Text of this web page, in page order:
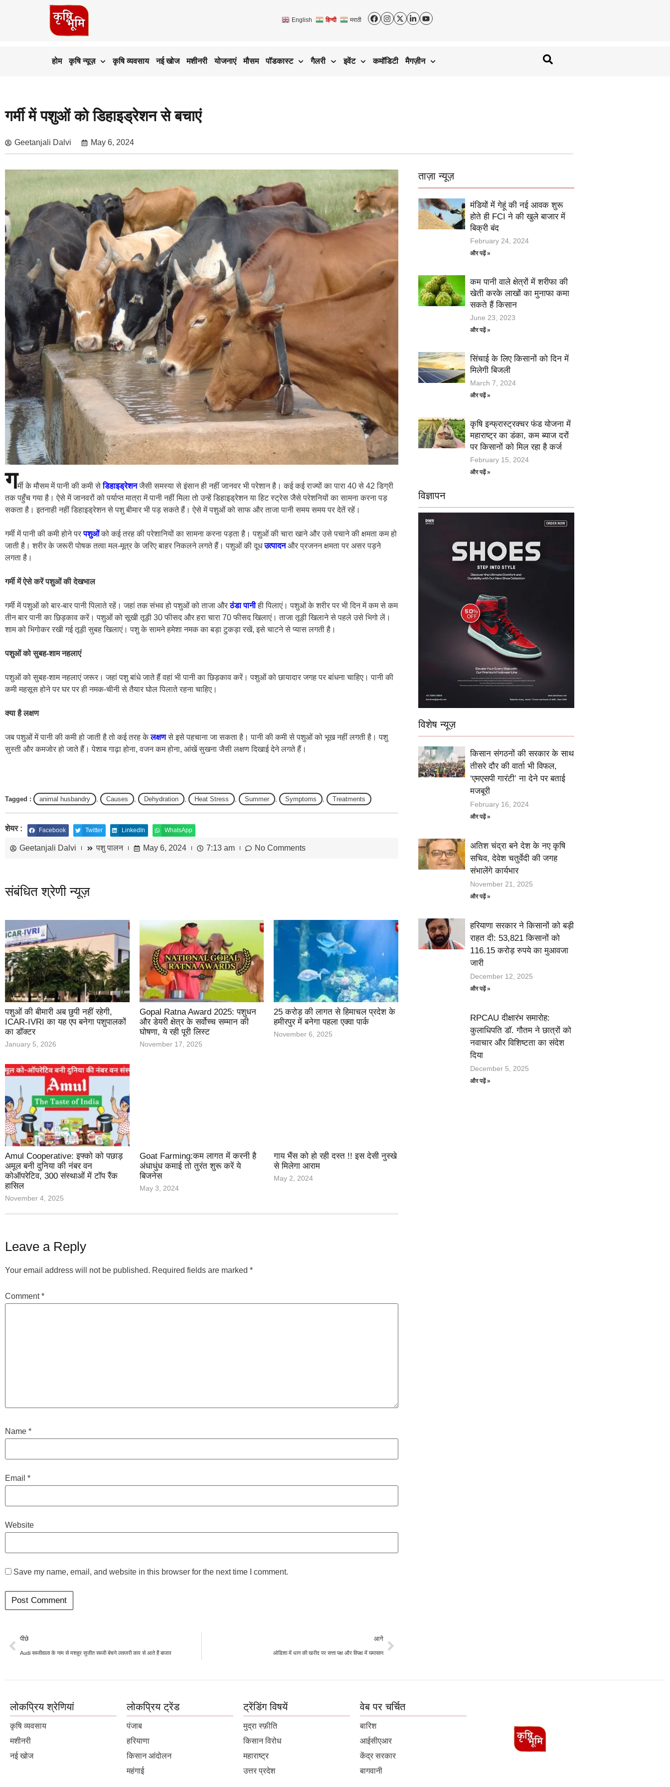
English हिन्दी मराठी
होम कृषि न्यूज़ कृषि व्यवसाय नई खोज मशीनरी योजनाएं मौसम पॉडकास्ट गैलरी इवेंट कमॉडिटी मैगज़ीन
गर्मी में पशुओं को डिहाइड्रेशन से बचाएं
Geetanjali Dalvi May 6, 2024
गर्मी के मौसम में पानी की कमी सेडिहाइड्रेशनजैसी समस्या से इंसान ही नहीं जानवर भी परेशान है। कई कई राज्यों का पारा 40 से 42 डिग्री
तक पहुँच गया है। ऐसे में जानवरों को पर्याप्त मात्रा में पानी नहीं मिला तो उन्हें डिहाइड्रेशन या हिट स्ट्रेस जैसे परेशनियों का सामना करना पड़
सकता है। इतनाही नहीं डिहाइड्रेशन से पशु बीमार भी पड़ सकते हैं। ऐसे में पशुओं को साफ और ताजा पानी समय समय पर देतें रहें।
गर्मी में पानी की कमी होने परपशुओंको कई तरह की परेशानियों का सामना करना पड़ता है। पशुओं की चारा खाने और उसे पचाने की क्षमता कम हो
जाती है। शरीर के जरूरी पोषक तत्वा मल-मूत्र के जरिए बाहर निकलने लगते हैं। पशुओं की दूधउत्पादनऔर प्रजनन क्षमता पर असर पड़ने
लगता है।
गर्मी में ऐसे करें पशुओं की देखभाल
गर्मी में पशुओं को बार-बार पानी पिलाते रहें। जहां तक संभव हो पशुओं को ताजा औरठंडा पानीही पिलाएं। पशुओं के शरीर पर भी दिन में कम से कम
तीन बार पानी का छिड़काव करें। पशुओं को सूखी तूड़ी 30 फीसद और हरा चारा 70 फीसद खिलाएं। ताजा तूड़ी खिलाने से पहले उसे भिगो लें।
शाम को भिगोकर रखी गई तूड़ी सुबह खिलाएं। पशु के सामने हमेशा नमक का बड़ा टुकड़ा रखें, इसे चाटने से प्यास लगती है।
पशुओं को सुबह-शाम नहलाएं
पशुओं को सुबह-शाम नहलाएं जरूर। जहां पशु बांधे जाते हैं वहां भी पानी का छिड़काव करें। पशुओं को छायादार जगह पर बांधना चाहिए। पानी की
कमी महसूस होने पर घर पर ही नमक-चीनी से तैयार घोल पिलाते रहना चाहिए।
क्या है लक्षण
जब पशुओं में पानी की कमी हो जाती है तो कई तरह केलक्षणसे इसे पहचाना जा सकता है। पानी की कमी से पशुओं को भूख नहीं लगती है। पशु
सुस्ती और कमजोर हो जाते हैं। पेशाब गाढ़ा होना, वजन कम होना, आंखें सुखना जैसी लक्षण दिखाई देने लगते हैं।
Tagged : animal husbandry , Causes , Dehydration , Heat Stress , Summer , Symptoms , Treatments
शेयर : Facebook Twitter LinkedIn WhatsApp
Geetanjali Dalvi पशु पालन May 6, 2024 7:13 am No Comments
संबंधित श्रेणी न्यूज़
पशुओं की बीमारी अब छुपी नहीं रहेगी,
ICAR-IVRI का यह एप बनेगा पशुपालकों
का डॉक्टर
January 5, 2026
Gopal Ratna Award 2025: पशुधन
और डेयरी क्षेत्र के सर्वोच्च सम्मान की
घोषणा, ये रही पूरी लिस्ट
November 17, 2025
25 करोड़ की लागत से हिमाचल प्रदेश के
हमीरपुर में बनेगा पहला एक्वा पार्क
November 6, 2025
Amul Cooperative: इफ्को को पछाड़
अमूल बनी दुनिया की नंबर वन
कोऑपरेटिव, 300 संस्थाओं में टॉप रैंक
हासिल
November 4, 2025
Goat Farming:कम लागत में करनी है
अंधाधुंध कमाई तो तुरंत शुरू करें ये
बिजनेस
May 3, 2024
गाय भैंस को हो रही दस्त !! इस देसी नुस्खे
से मिलेगा आराम
May 2, 2024
Leave a Reply
Your email address will not be published. Required fields are marked *
Comment*
Name *
Email *
Website
Save my name, email, and website in this browser for the next time I comment.
पीछे
Audi सब्जीवाला के नाम से मशहूर सुजीत सब्जी बेचने लक्जरी कार से आते हैं बाजार
आगे
ओडिशा में धान की खरीद पर सत्ता पक्ष और विपक्ष में घमासान
ताज़ा न्यूज़
मंडियों में गेहूं की नई आवक शुरू
होते ही FCI ने की खुले बाजार में
बिक्री बंद
February 24, 2024
और पढ़ें »
कम पानी वाले क्षेत्रों में शरीफा की
खेती करके लाखों का मुनाफा कमा
सकते हैं किसान
June 23, 2023
और पढ़ें »
सिंचाई के लिए किसानों को दिन में
मिलेगी बिजली
March 7, 2024
और पढ़ें »
कृषि इन्फ्रास्ट्रक्चर फंड योजना में
महाराष्ट्र का डंका, कम ब्याज दरों
पर किसानों को मिल रहा है कर्ज
February 15, 2024
और पढ़ें »
विज्ञापन
विशेष न्यूज़
किसान संगठनों की सरकार के साथ
तीसरे दौर की वार्ता भी विफल,
‘एमएसपी गारंटी’ ना देने पर बताई
मजबूरी
February 16, 2024
और पढ़ें »
अतिश चंद्रा बने देश के नए कृषि
सचिव, देवेश चतुर्वेदी की जगह
संभालेंगे कार्यभार
November 21, 2025
और पढ़ें »
हरियाणा सरकार ने किसानों को बड़ी
राहत दी: 53,821 किसानों को
116.15 करोड़ रुपये का मुआवजा
जारी
December 12, 2025
और पढ़ें »
RPCAU दीक्षारंभ समारोह:
कुलाधिपति डॉ. गौतम ने छात्रों को
नवाचार और विशिष्टता का संदेश
दिया
December 5, 2025
और पढ़ें »
लोकप्रिय श्रेणियां
कृषि व्यवसाय
मशीनरी
नई खोज
लोकप्रिय ट्रेंड
पंजाब
हरियाणा
किसान आंदोलन
महंगाई
ट्रेंडिंग विषयें
मुद्रा स्फ़ीति
किसान विरोध
महाराष्ट्र
उत्तर प्रदेश
वेब पर चर्चित
बारिश
आईसीएआर
केंद्र सरकार
बागवानी